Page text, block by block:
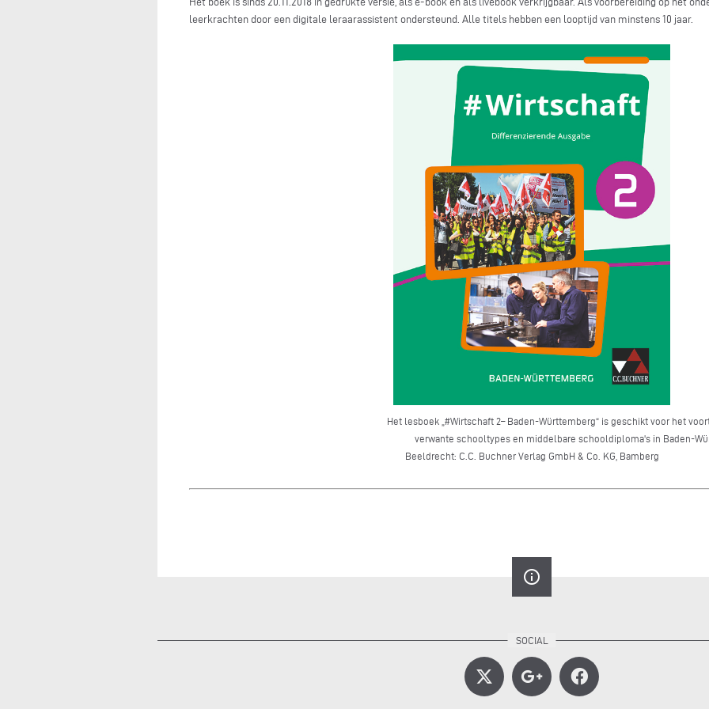
leerkrachten door een digitale leraarassistent ondersteund. Alle titels hebben een looptijd van minstens 10 jaar.
Het lesboek „#Wirtschaft 2– Baden-Württemberg“ is geschikt voor het
verwante schooltypes en middelbare schooldiploma's in Baden-
Beeldrecht: C.C. Buchner Verlag GmbH & Co. KG, Bamberg
info_outline